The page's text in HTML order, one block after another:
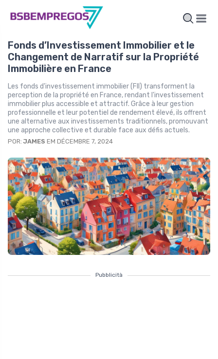
Fonds d’Investissement Immobilier et le
Changement de Narratif sur la Propriété
Immobilière en France
Les fonds d'investissement immobilier (FII) transforment la
perception de la propriété en France, rendant l'investissement
immobilier plus accessible et attractif. Grâce à leur gestion
professionnelle et leur potentiel de rendement élevé, ils offrent
une alternative aux investissements traditionnels, promouvant
une approche collective et durable face aux défis actuels.
POR:JAMES EM DÉCEMBRE 7, 2024
Pubblicità